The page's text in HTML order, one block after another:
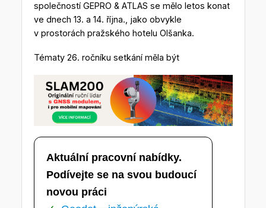
společností GEPRO & ATLAS se mělo letos konat
ve dnech 13. a 14. října., jako obvykle
v prostorách pražského hotelu Olšanka.
Tématy 26. ročníku setkání měla být
Aktuální pracovní nabídky.
Podívejte se na svou budoucí
novou práci